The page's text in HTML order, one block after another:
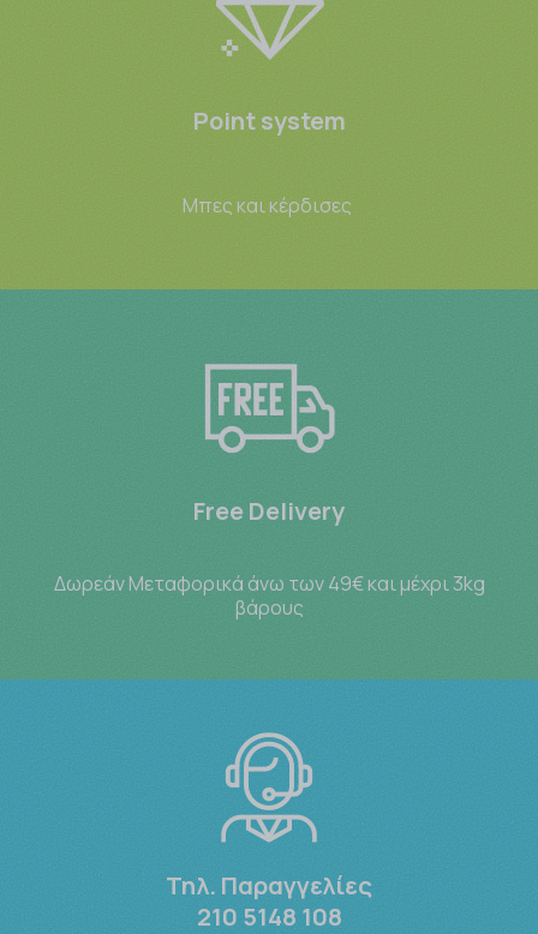
Point system
Μπες και κέρδισες
Free Delivery
Δωρεάν Μεταφορικά άνω των 49€ και μέχρι 3kg
βάρους
Τηλ. Παραγγελίες
210 5148 108